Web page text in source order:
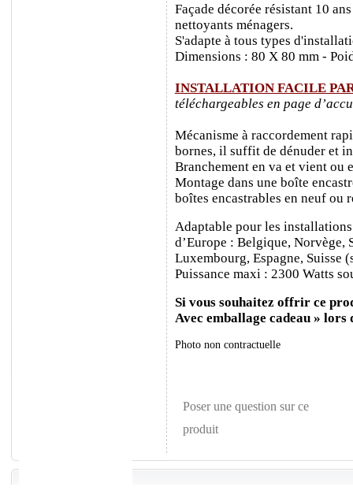
Façade décorée résistant 10
nettoyants ménagers.
S'adapte à tous types
Dimensions : 80 X 80 mm -
INSTALLATION FACILE
téléchargeables en page
Mécanisme à raccordement
bornes, il suffit de dénuder et
Branchement en va et vient ou
Montage dans une boîte
boîtes encastrables en neuf ou
Adaptable pour les
d’Europe : Belgique, Norvège,
Luxembourg, Espagne, Suisse
Puissance maxi : 2300 Watts
Si vous souhaitez offrir ce
Avec emballage cadeau » lors
Photo non contractuelle
Poser une question sur ce
produit